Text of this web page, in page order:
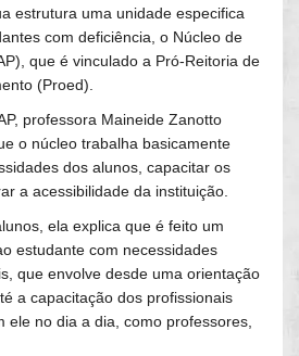
estrutura uma unidade especifica
com deficiência, o Núcleo de
que é vinculado a Pró-Reitoria de
(Proed).
professora Maineide Zanotto
o núcleo trabalha basicamente
dos alunos, capacitar os
a acessibilidade da instituição.
ela explica que é feito um
estudante com necessidades
que envolve desde uma orientação
a capacitação dos profissionais
ele no dia a dia, como professores,